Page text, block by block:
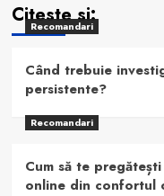
Citeste si:
Recomandari
Când trebuie
persistente?
Recomandari
Cum să te
online din confortul